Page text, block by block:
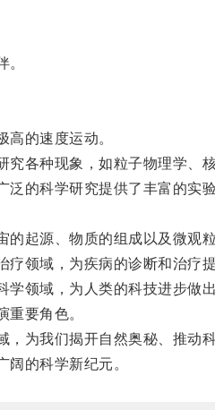
的速度运动。
种现象，如粒子物理学、核
的科学研究提供了丰富的实验
起源、物质的组成以及微观粒
领域，为疾病的诊断和治疗提
领域，为人类的科技进步做出
要角色。
为我们揭开自然奥秘、推动科
的科学新纪元。